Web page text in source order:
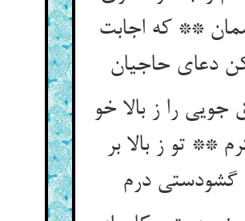
** که اجابت
دعای حاجیان‏
جویی را ز بالا خو
** تو ز بالا بر
گشودستی درم‏